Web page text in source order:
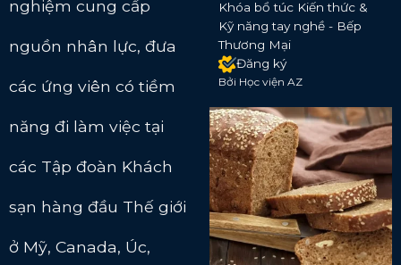
nghiệm cung cấp
nguồn nhân lực, đưa
các ứng viên có tiềm
năng đi làm việc tại
các Tập đoàn Khách
sạn hàng đầu Thế giới
ở Mỹ, Canada, Úc,
Khóa bổ túc Kiến thức &
Kỹ năng tay nghề - Bếp
Thương Mại
Đăng ký
Bởi Học viện AZ